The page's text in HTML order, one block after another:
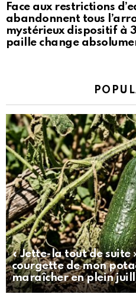
Face aux restrictions
abandonnent tous
mystérieux dispositif à
paille change
« Jette-la tout de suite
courgette de mon
maraîcher en plein